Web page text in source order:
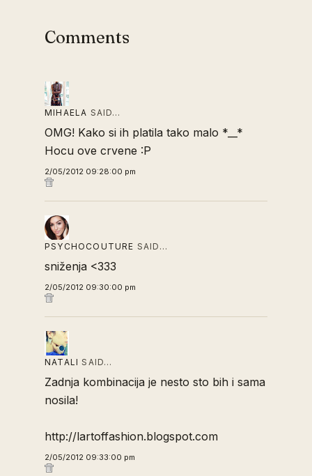
Comments
MIHAELA SAID…
OMG! Kako si ih platila tako malo *__*
Hocu ove crvene :P
2/05/2012 09:28:00 pm
PSYCHOCOUTURE SAID…
sniženja <333
2/05/2012 09:30:00 pm
NATALI SAID…
Zadnja kombinacija je nesto sto bih i sama
nosila!
http://lartoffashion.blogspot.com
2/05/2012 09:33:00 pm